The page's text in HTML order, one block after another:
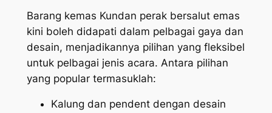
Barang kemas Kundan perak bersalut emas
kini boleh didapati dalam pelbagai gaya dan
desain, menjadikannya pilihan yang fleksibel
untuk pelbagai jenis acara. Antara pilihan
yang popular termasuklah:
Kalung dan pendent dengan desain